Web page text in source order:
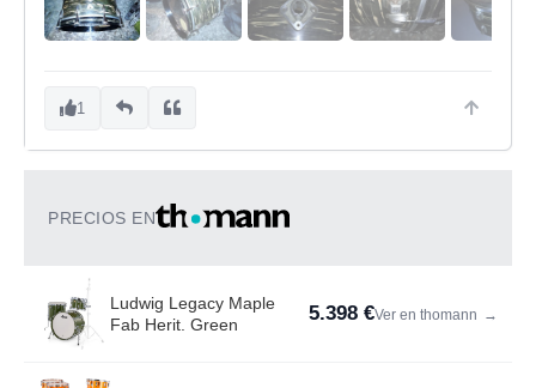
1
PRECIOS EN
Ludwig Legacy Maple
Fab Herit. Green
5.398 €Ver en thomann →